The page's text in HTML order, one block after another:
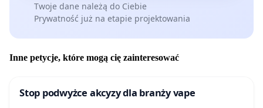
Twoje dane należą do Ciebie
Prywatność już na etapie projektowania
Inne petycje, które mogą cię zainteresować
Stop podwyżce akcyzy dla branży vape